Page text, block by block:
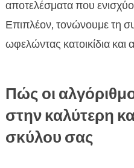
αποτελέσματα που
Επιπλέον, τονώνουμε τη
ωφελώντας κατοικίδια
Πώς οι
στην καλύτερη
σκύλου σας